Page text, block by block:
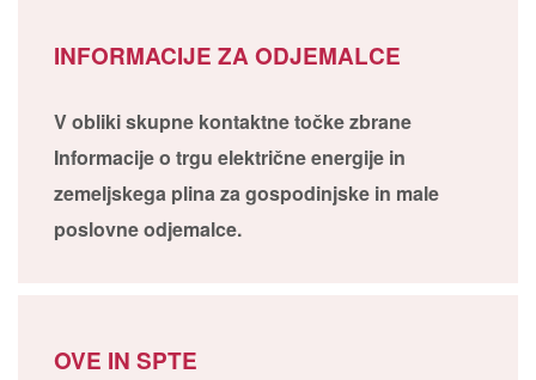
INFORMACIJE ZA ODJEMALCE
V obliki skupne kontaktne točke zbrane
Informacije o trgu električne energije in
zemeljskega plina za gospodinjske in male
poslovne odjemalce.
OVE IN SPTE